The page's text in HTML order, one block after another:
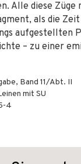
Alle diese Züge
als die
aufgestellten
– zu einer
Band 11/Abt. II
mit SU
4